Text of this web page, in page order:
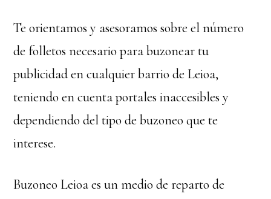
Te orientamos y asesoramos sobre el número
de folletos necesario para buzonear tu
publicidad en cualquier barrio de Leioa,
teniendo en cuenta portales inaccesibles y
dependiendo del tipo de buzoneo que te
interese.
Buzoneo Leioa es un medio de reparto de